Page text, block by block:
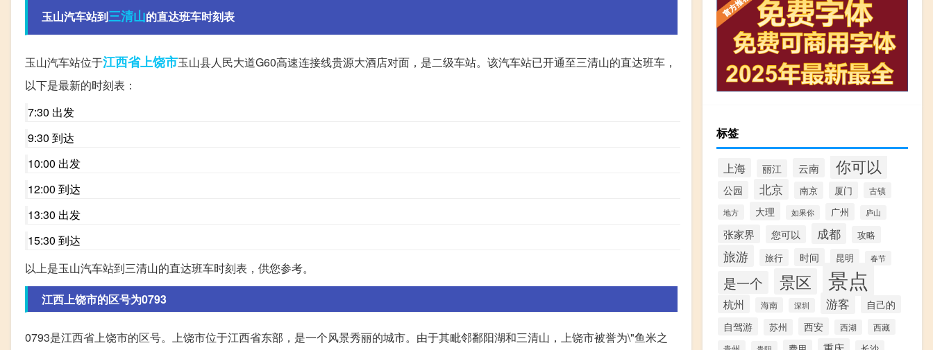
玉山汽车站到三清山的直达班车时刻表
玉山汽车站位于江西省上饶市玉山县人民大道G60高速连接线贵源大酒店对面，是二级车站。该汽车站已开通至三清山的直达班车，
以下是最新的时刻表：
7:30 出发
9:30 到达
10:00 出发
12:00 到达
13:30 出发
15:30 到达
以上是玉山汽车站到三清山的直达班车时刻表，供您参考。
江西上饶市的区号为0793
0793是江西省上饶市的区号。上饶市位于江西省东部，是一个风景秀丽的城市。由于其毗邻鄱阳湖和三清山，上饶市被誉为\"鱼米之
标签
上海 丽江 云南 你可以
公园 北京 南京 厦门 古镇
地方 大理 如果你 广州 庐山
张家界 您可以 成都 攻略
旅游 旅行 时间 昆明 春节
是一个 景区 景点
杭州 海南 深圳 游客
自己的
自驾游
苏州 西安 西湖 西藏